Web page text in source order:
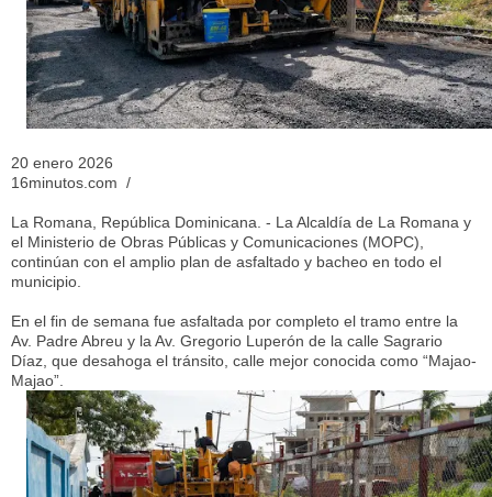
20 enero 2026
16minutos.com /
La Romana, República Dominicana. - La Alcaldía de La Romana y
el Ministerio de Obras Públicas y Comunicaciones (MOPC),
continúan con el amplio plan de asfaltado y bacheo en todo el
municipio.
En el fin de semana fue asfaltada por completo el tramo entre la
Av. Padre Abreu y la Av. Gregorio Luperón de la calle Sagrario
Díaz, que desahoga el tránsito, calle mejor conocida como “Majao-
Majao”.